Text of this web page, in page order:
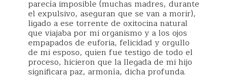
parecía imposible (muchas madres, durante
el expulsivo, aseguran que se van a morir),
ligado a ese torrente de oxitocina natural
que viajaba por mi organismo y a los ojos
empapados de euforia, felicidad y orgullo
de mi esposo, quien fue testigo de todo el
proceso, hicieron que la llegada de mi hijo
significara paz, armonía, dicha profunda.